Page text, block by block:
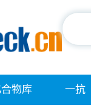
物库 一抗